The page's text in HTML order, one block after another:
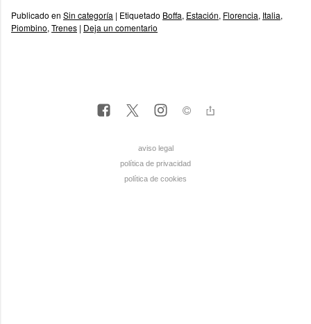
Publicado en Sin categoría | Etiquetado Boffa, Estación, Florencia, Italia,
Piombino, Trenes | Deja un comentario
aviso legal
política de privacidad
política de cookies